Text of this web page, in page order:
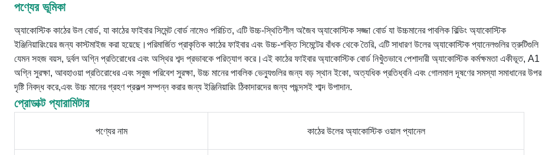
পণ্যের ভূমিকা
অ্যাকোস্টিক কাঠের উল বোর্ড, যা কাঠের ফাইবার সিমেন্ট বোর্ড নামেও পরিচিত, এটি উচ্চ-স্থিতিশীল অজৈব অ্যাকোস্টিক সজ্জা বোর্ড যা উচ্চমানের পাবলিক বিল্ডিং অ্যাকোস্টিক
ইঞ্জিনিয়ারিংয়ের জন্য কাস্টমাইজ করা হয়েছে।পরিমার্জিত প্রাকৃতিক কাঠের ফাইবার এবং উচ্চ-শক্তি সিমেন্টের বাঁধক থেকে তৈরি, এটি সাধারণ উলের অ্যাকোস্টিক প্যানেলগুলির ত্রুটিগুলি
যেমন সহজ বয়স, দুর্বল অগ্নি প্রতিরোধের এবং অস্থির শব্দ প্রভাবকে পরিত্যাগ করে।এই কাঠের ফাইবার অ্যাকোস্টিক বোর্ড নিখুঁতভাবে পেশাদারী অ্যাকোস্টিক কর্মক্ষমতা একীভূত, A1
অগ্নি সুরক্ষা, আবহাওয়া প্রতিরোধের এবং সবুজ পরিবেশ সুরক্ষা, উচ্চ মানের পাবলিক ভেন্যুগুলির জন্য বড় স্থান ইকো, অত্যধিক প্রতিধ্বনি এবং গোলমাল দূষণের সমস্যা সমাধানের উপর
দৃষ্টি নিবদ্ধ করে,এবং উচ্চ মানের গ্রহণ প্রকল্প সম্পন্ন করার জন্য ইঞ্জিনিয়ারিং ঠিকাদারদের জন্য পছন্দসই শাব্দ উপাদান.
প্রোডাক্ট প্যারামিটার
পণ্যের নাম কাঠের উলের অ্যাকোস্টিক ওয়াল প্যানেল